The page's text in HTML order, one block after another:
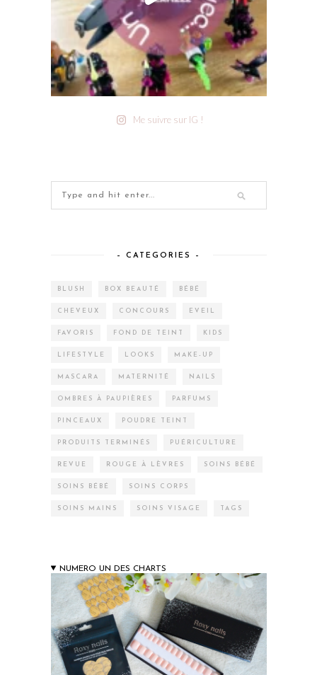
Me suivre sur IG !
– CATEGORIES –
BLUSH BOX BEAUTÉ BÉBÉ
CHEVEUX CONCOURS EVEIL
FAVORIS FOND DE TEINT KIDS
LIFESTYLE LOOKS MAKE-UP
MASCARA MATERNITÉ NAILS
OMBRES À PAUPIÈRES PARFUMS
PINCEAUX POUDRE TEINT
PRODUITS TERMINÉS PUÉRICULTURE
REVUE ROUGE À LÈVRES SOINS BÉBÉ
SOINS BÉBÉ SOINS CORPS
SOINS MAINS SOINS VISAGE TAGS
NUMERO UN DES CHARTS